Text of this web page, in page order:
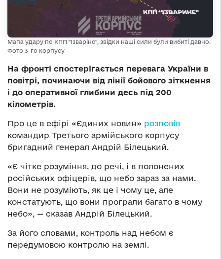
Мапа удару по КПП "Ізваріно", звідки наші сили були вибиті давно.
Фото 3-го корпусу
На фронті спостерігається перевага України в
повітрі, починаючи від лінії бойового зіткнення
і до оперативної глибини десь під 200
кілометрів.
Про це в ефірі «Єдиних новин» розповів
командир Третього армійського корпусу
бригадний генерал Андрій Білецький.
«Є чітке розуміння, до речі, і в полонених
російських офіцерів, що небо зараз за нами.
Вони не розуміють, як це і чому це, але
констатують, що вони програли багато в чому
небо», — сказав Андрій Білецький.
За його словами, контроль над небом є
передумовою контролю на землі.